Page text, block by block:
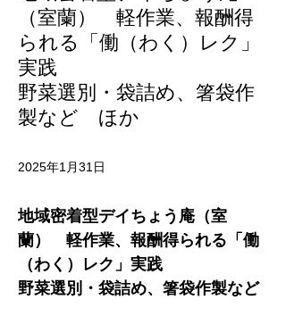
（室蘭） 軽作業、報酬得
られる「働（わく）レク」
実践
野菜選別・袋詰め、箸袋作
製など ほか
2025年1月31日
地域密着型デイちょう庵（室
蘭）　軽作業、報酬得られる「働
（わく）レク」実践
野菜選別・袋詰め、箸袋作製など